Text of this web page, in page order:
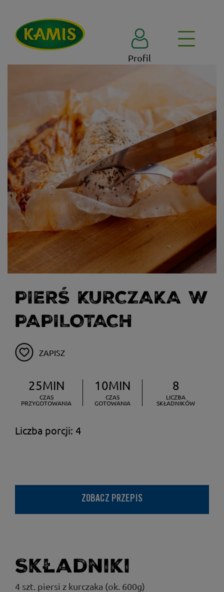
Profil
PIERŚ KURCZAKA W
PAPILOTACH
ZAPISZ
25MIN
CZAS
PRZYGOTOWANIA
10MIN
CZAS
GOTOWANIA
8
LICZBA
SKŁADNIKÓW
Liczba porcji: 4
ZOBACZ PRZEPIS
Składniki
4 szt. piersi z kurczaka (ok. 600g)